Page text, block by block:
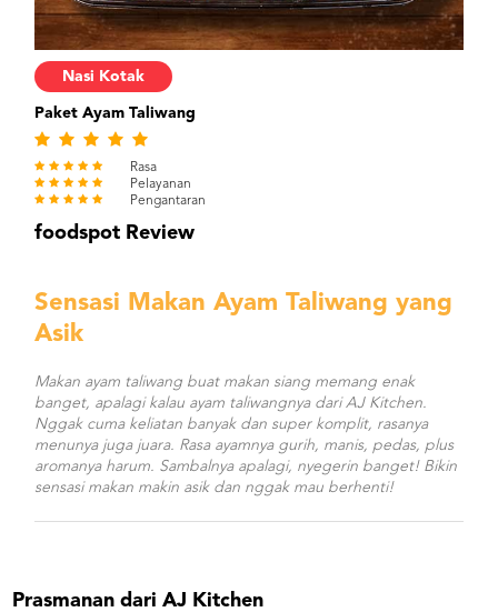
Nasi Kotak
Paket Ayam Taliwang
Rasa
Pelayanan
Pengantaran
foodspot Review
Sensasi Makan Ayam Taliwang yang
Asik
Makan ayam taliwang buat makan siang memang enak
banget, apalagi kalau ayam taliwangnya dari AJ Kitchen.
Nggak cuma keliatan banyak dan super komplit, rasanya
menunya juga juara. Rasa ayamnya gurih, manis, pedas, plus
aromanya harum. Sambalnya apalagi, nyegerin banget! Bikin
sensasi makan makin asik dan nggak mau berhenti!
Prasmanan dari AJ Kitchen